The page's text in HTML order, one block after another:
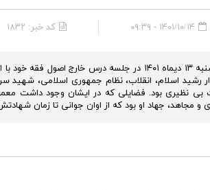
۱۴۰۱/۱۰/۱۴ - ۰۹:۳۹ کد خبر: ۱۸۳۲
آیت الله صادق آملی لاریجانی، صبح سه شنبه ۱۳ دیماه ۱۴۰۱ در
رشید اسلام، انقلاب، نظام جمهوری اسلامی، شهید
بی نظیری بود. فضایلی که در ایشان وجود داشت
جهاد او بود که از اوان جوانی تا زمان